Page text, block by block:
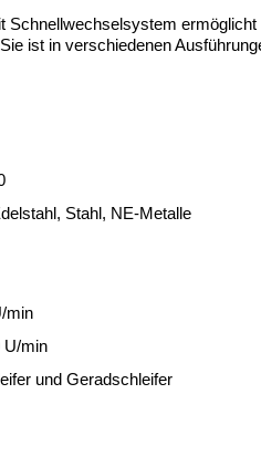
Schnellwechselsystem
ist in verschiedenen
Stahl, NE-Metalle
min
U/min
und Geradschleifer